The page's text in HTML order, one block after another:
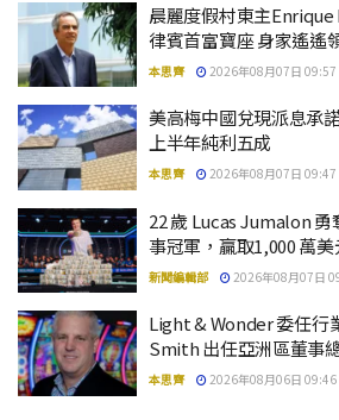
晨麗度假村東主
律賓首富寶座 身家遙遙
本思齊 2026年08月07日 09:57
美高梅中國兌現派息承
上半年純利五成
本思齊 2026年08月07日 09:47
22 歲 Lucas Jumalon 勇
事冠軍，贏取1,000 萬
新聞編輯部 2026年08月07日
Light & Wonder 委任行
Smith 出任亞洲區董事
本思齊 2026年08月06日 09:46